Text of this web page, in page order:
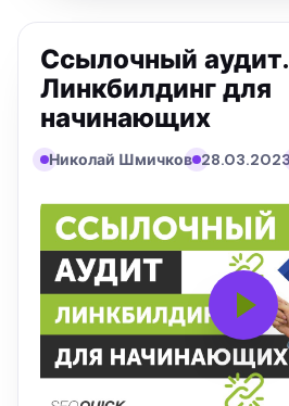
Ссылочный аудит.
Линкбилдинг для
начинающих
Николай Шмичков 28.03.2023